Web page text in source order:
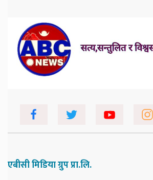
एबीसी मिडिया ग्रुप प्रा.लि.